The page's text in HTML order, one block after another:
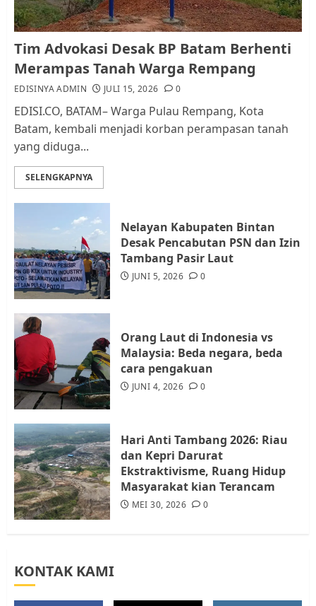
Kader Pajak jadi Penghubung
Pemerintah dan Masyarakat di
Lingkungan RT/RW
AGUSTUS 1, 2026
4
Warga Rempang Ajukan
Audiensi dengan Wali Kota
5
Tim Advokasi Desak BP Batam
Berhenti Merampas Tanah
Tim Advokasi Desak BP Batam Berhenti
Merampas Tanah Warga Rempang
EDISINYA ADMIN JULI 15, 2026 0
EDISI.CO, BATAM– Warga Pulau Rempang, Kota
Batam, kembali menjadi korban perampasan tanah
yang diduga...
SELENGKAPNYA
Nelayan Kabupaten Bintan
Desak Pencabutan PSN dan Izin
Tambang Pasir Laut
JUNI 5, 2026 0
Orang Laut di Indonesia vs
Malaysia: Beda negara, beda
cara pengakuan
JUNI 4, 2026 0
Hari Anti Tambang 2026: Riau
dan Kepri Darurat
Ekstraktivisme, Ruang Hidup
Masyarakat kian Terancam
MEI 30, 2026 0
KONTAK KAMI